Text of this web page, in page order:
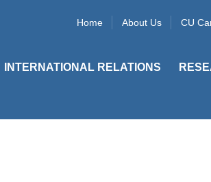
Home About Us CU
INTERNATIONAL RELATIONS